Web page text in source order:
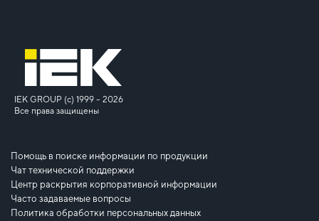
IEK GROUP (c) 1999 – 2026
Все права защищены
Помощь в поиске информации по продукции
Чат технической поддержки
Центр раскрытия корпоративной информации
Часто задаваемые вопросы
Политика обработки персональных данных